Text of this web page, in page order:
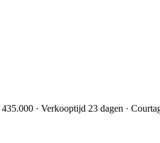
· Verkooptijd 23 dagen ·